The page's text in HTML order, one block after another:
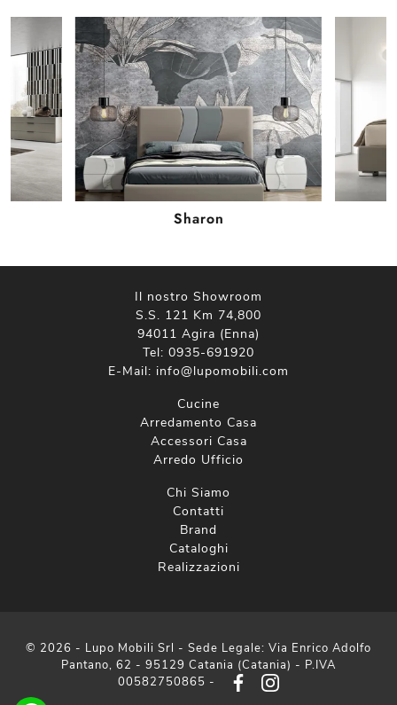
Sharon
Il nostro Showroom
S.S. 121 Km 74,800
94011 Agira (Enna)
Tel: 0935-691920
E-Mail: info@lupomobili.com
Cucine
Arredamento Casa
Accessori Casa
Arredo Ufficio
Chi Siamo
Contatti
Brand
Cataloghi
Realizzazioni
© 2026 - Lupo Mobili Srl - Sede Legale: Via Enrico Adolfo
Pantano, 62 - 95129 Catania (Catania) - P.IVA
00582750865 -